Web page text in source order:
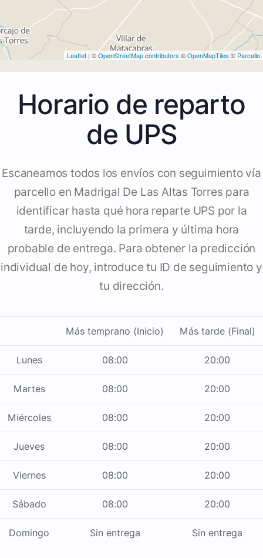
Leaflet | ©OpenStreetMap contributors ©OpenMapTiles © Parcello
Horario de reparto
de UPS
Escaneamos todos los envíos con seguimiento vía
parcello en Madrigal De Las Altas Torres para
identificar hasta qué hora reparte UPS por la
tarde, incluyendo la primera y última hora
probable de entrega. Para obtener la predicción
individual de hoy, introduce tu ID de seguimiento y
tu dirección.
Más temprano (Inicio) Más tarde (Final)
Lunes 08:00 20:00
Martes 08:00 20:00
Miércoles 08:00 20:00
Jueves 08:00 20:00
Viernes 08:00 20:00
Sábado 08:00 20:00
Domingo Sin entrega Sin entrega